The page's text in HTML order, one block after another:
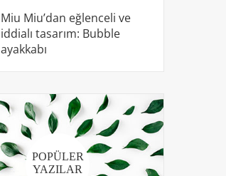
Miu Miu’dan eğlenceli ve
iddialı tasarım: Bubble
ayakkabı
POPÜLER
YAZILAR